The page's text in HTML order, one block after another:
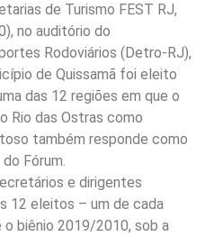
de Turismo FEST RJ,
no auditório do
Rodoviários (Detro-RJ),
de Quissamã foi eleito
das 12 regiões em que o
Rio das Ostras como
também responde como
Fórum.
e dirigentes
12 eleitos – um de cada
biênio 2019/2010, sob a